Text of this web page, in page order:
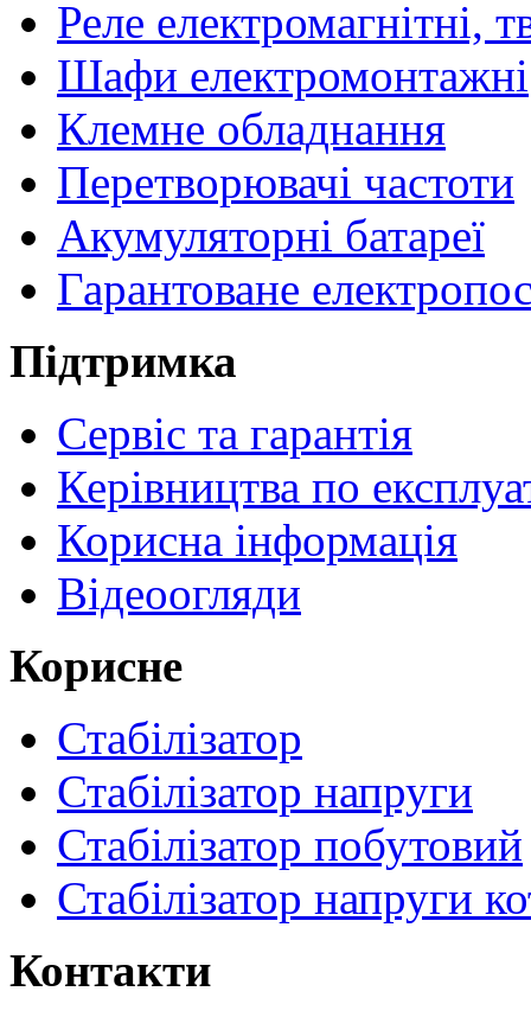
Реле електромагнітні,
Шафи електромонтажні
Клемне обладнання
Перетворювачі частоти
Акумуляторні батареї
Гарантоване
Підтримка
Сервіс та гарантія
Керівництва по
Корисна інформація
Відеоогляди
Корисне
Стабілізатор
Стабілізатор напруги
Стабілізатор побутовий
Стабілізатор напруги
Контакти